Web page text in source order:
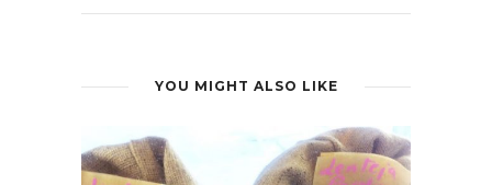
YOU MIGHT ALSO LIKE